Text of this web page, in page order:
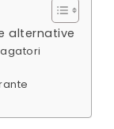
alternative